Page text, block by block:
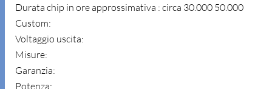
Durata chip in ore approssimativa : circa 30.000 50.000
Custom:
Voltaggio uscita:
Misure:
Garanzia:
Potenza: